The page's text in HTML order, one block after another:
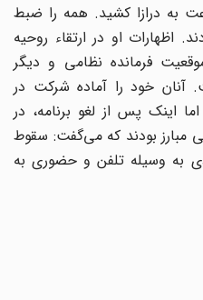
به درازا کشید. همه را ضبط
اظهارات او در ارتقاء روحیه
فرمانده نظامی و دیگر
خود را آماده شرکت در
اینک پس از لغو برنامه، در
بودند که می‌گفت: سقوط
وسیله تلفن و حضوری به